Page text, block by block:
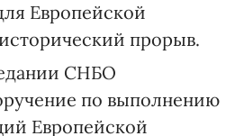
Европейской
прорыв.
СНБО
по выполнению
Европейской